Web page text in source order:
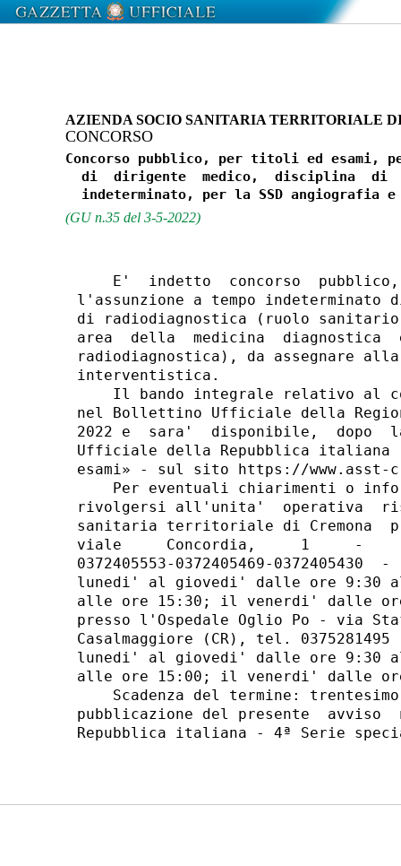
AZIENDA SOCIO SANITARIA TERRITORIALE
CONCORSO
Concorso pubblico, per titoli ed esami,
di  dirigente  medico,  disciplina  di
(GU n.35 del 3-5-2022)
E'  indetto  concorso
l'assunzione a tempo
di radiodiagnostica (ruolo
area  della  medicina
radiodiagnostica), da assegnare
interventistica.
Il bando integrale relativo al
nel Bollettino Ufficiale della
2022 e  sara'  disponibile,  dopo
Ufficiale della Repubblica italiana
esami» - sul sito https://www.asst-
Per eventuali chiarimenti o
rivolgersi all'unita'  operativa
sanitaria territoriale di Cremona
viale     Concordia,     1     -
0372405553-0372405469-
lunedi' al giovedi' dalle ore 9:30
alle ore 15:30; il venerdi' dalle
presso l'Ospedale Oglio Po - via
Casalmaggiore (CR), tel.
lunedi' al giovedi' dalle ore 9:30
alle ore 15:00; il venerdi' dalle
Scadenza del termine:
pubblicazione del presente
Repubblica italiana - 4ª Serie